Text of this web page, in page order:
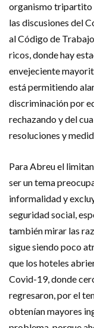
organismo tripartito
las discusiones del
al Código de
ricos, donde hay
envejeciente
está permitiendo
discriminación por
rechazando y del
resoluciones y
Para Abreu el
ser un tema
informalidad y
seguridad social,
también mirar las
sigue siendo poco
que los hoteles
Covid-19, donde
regresaron, por el
obtenían mayores